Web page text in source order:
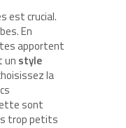
est crucial.
En
apportent
un style
la
sont
trop petits